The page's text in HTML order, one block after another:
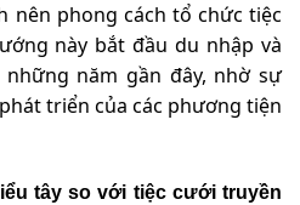
nên phong cách tổ chức tiệc
này bắt đầu du nhập và
năm gần đây, nhờ sự
triển của các phương tiện
tây so với tiệc cưới truyền